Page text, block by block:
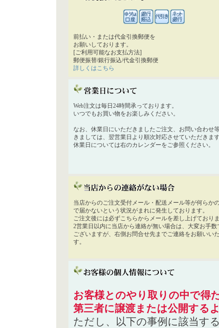
前払い・または代金引換郵便を
お願いしております。
[ご利用可能なお支払方法]
郵便振替/銀行振込/代金引換郵便
詳しくはこちら
Web注文は毎日24時間承っております。
いつでもお買い物をお楽しみください。
なお、休業日にいただきましたご注文、お問い合わせ
きましては、翌営業日より順次対応させていただきま
休業日については右のカレンダーをご参照ください。
当店からのご注文受付メール・配送メール等が何らか
で届かないという状況がまれに発生しております。
ご注文後には必ずこちらからメールを差し上げており
2営業日以内に当店から連絡が無い場合は、大変お手数
ございますが、右側お問合せ先までご連絡をお願いい
す。
お客様とのやり取りの中で得
第三者に譲渡または公開する
ただし、以下の事例に該当す